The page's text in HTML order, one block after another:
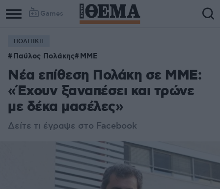
Games
ΠΟΛΙΤΙΚΗ
Παύλος Πολάκης ΜΜΕ
Νέα επίθεση Πολάκη σε ΜΜΕ:
«Έχουν ξαναπέσει και τρώνε
με δέκα μασέλες»
Δείτε τι έγραψε στο Facebook